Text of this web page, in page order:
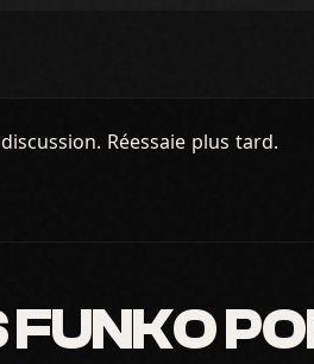
Réessaie plus tard.